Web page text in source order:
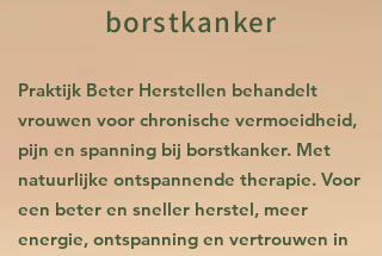
borstkanker
Praktijk Beter Herstellen behandelt
vrouwen voor chronische vermoeidheid,
pijn en spanning bij borstkanker. Met
natuurlijke ontspannende therapie. Voor
een beter en sneller herstel, meer
energie, ontspanning en vertrouwen in